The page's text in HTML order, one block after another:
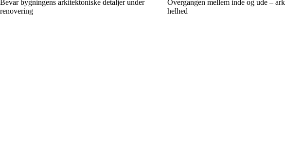
Bevar bygningens arkitektoniske detaljer under
renovering
Overgangen mellem inde og ude –
helhed